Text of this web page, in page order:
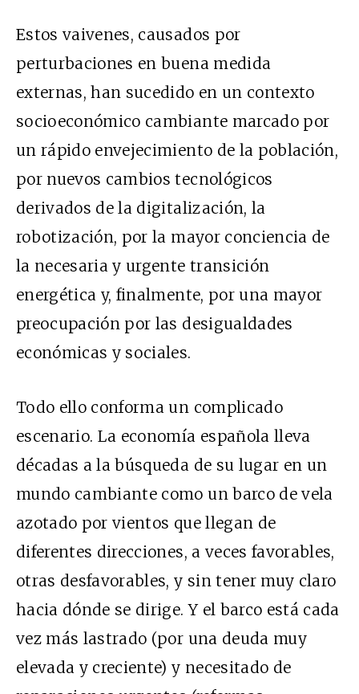
Estos vaivenes, causados por
perturbaciones en buena medida
externas, han sucedido en un contexto
socioeconómico cambiante marcado por
un rápido envejecimiento de la población,
por nuevos cambios tecnológicos
derivados de la digitalización, la
robotización, por la mayor conciencia de
la necesaria y urgente transición
energética y, finalmente, por una mayor
preocupación por las desigualdades
económicas y sociales.
Todo ello conforma un complicado
escenario. La economía española lleva
décadas a la búsqueda de su lugar en un
mundo cambiante como un barco de vela
azotado por vientos que llegan de
diferentes direcciones, a veces favorables,
otras desfavorables, y sin tener muy claro
hacia dónde se dirige. Y el barco está cada
vez más lastrado (por una deuda muy
elevada y creciente) y necesitado de